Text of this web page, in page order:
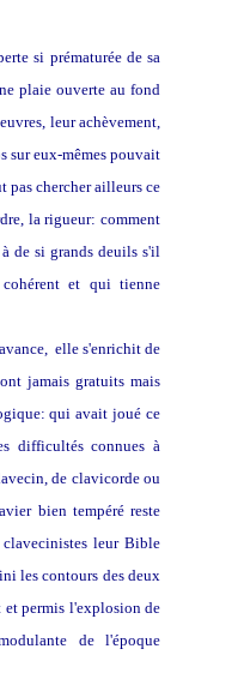
si prématurée de sa
plaie ouverte au fond
leur achèvement,
sur eux-mêmes pouvait
pas chercher ailleurs ce
la rigueur: comment
de si grands deuils s'il
et qui tienne
elle s'enrichit de
jamais gratuits mais
qui avait joué ce
difficultés connues à
de clavicorde ou
bien tempéré reste
leur Bible
les contours des deux
permis l'explosion de
de l'époque